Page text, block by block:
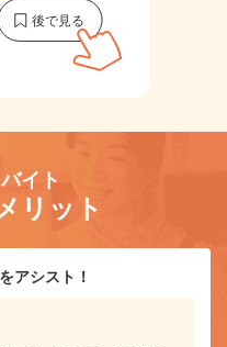
イト
リット
アシスト！